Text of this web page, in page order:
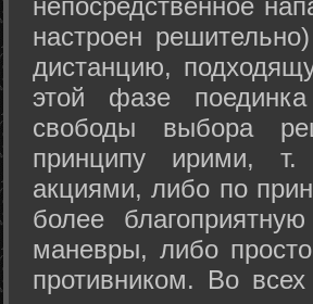
непосредственное
настроен
дистанцию,
этой фазе
свободы выбора
принципу ирими, т.
акциями, либо по
более
маневры, либо
противником. Во